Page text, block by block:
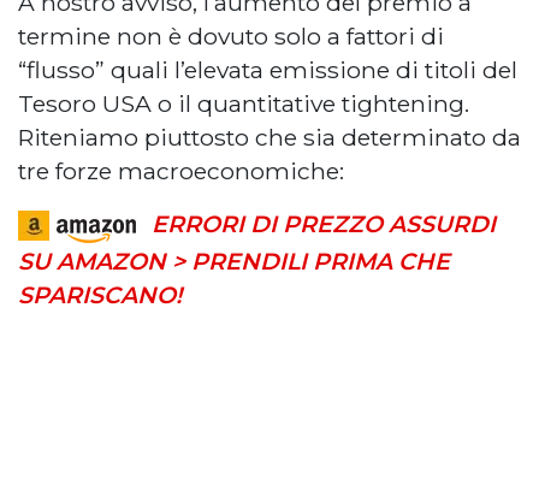
termine non è dovuto solo a fattori di
“flusso” quali l’elevata emissione di titoli del
Tesoro USA o il quantitative tightening.
Riteniamo piuttosto che sia determinato da
tre forze macroeconomiche:
ERRORI DI PREZZO ASSURDI
SU AMAZON > PRENDILI PRIMA CHE
SPARISCANO!